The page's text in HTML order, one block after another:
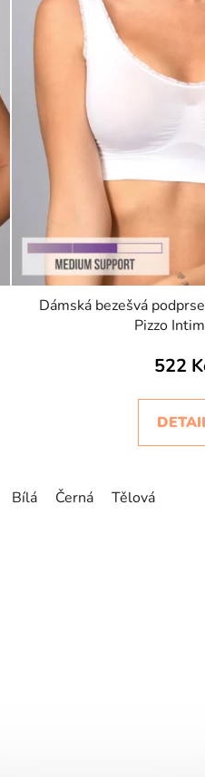
Dámská bezešvá
Pizzo
522
Bílá Černá Tělová